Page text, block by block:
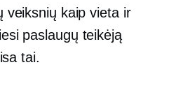
veiksnių kaip vieta ir
paslaugų teikėją
tai.